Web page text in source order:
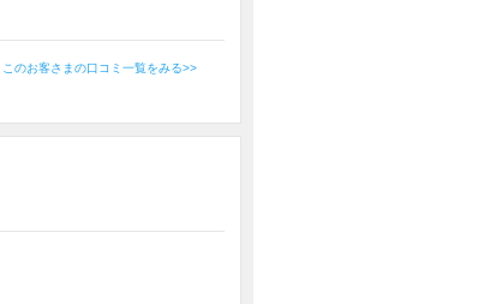
このお客さまの口コミ一覧をみる>>